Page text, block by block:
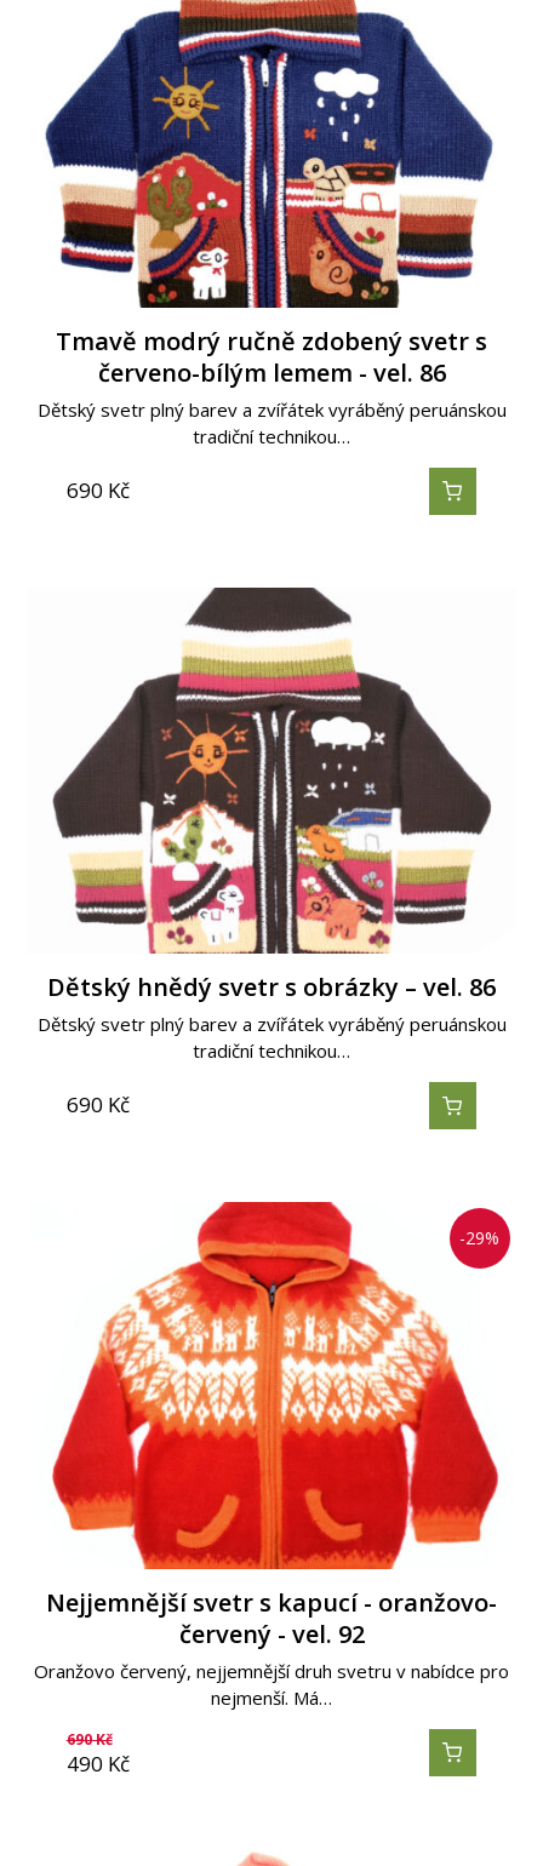
Tmavě modrý ručně zdobený svetr s
červeno-bílým lemem - vel. 86
Dětský svetr plný barev a zvířátek vyráběný peruánskou
tradiční technikou…
690 Kč
Dětský hnědý svetr s obrázky – vel. 86
Dětský svetr plný barev a zvířátek vyráběný peruánskou
tradiční technikou…
690 Kč
-29%
Nejjemnější svetr s kapucí - oranžovo-
červený - vel. 92
Oranžovo červený, nejjemnější druh svetru v nabídce pro
nejmenší. Má…
690Kč
490 Kč